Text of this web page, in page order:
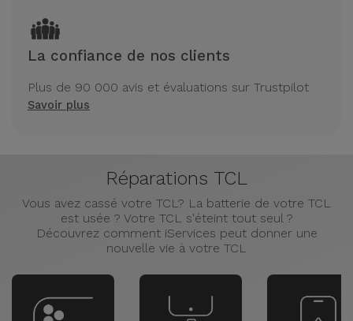
La confiance de nos clients
Plus de 90 000 avis et évaluations sur Trustpilot
Savoir plus
Réparations TCL
Vous avez cassé votre TCL? La batterie de votre TCL
est usée ? Votre TCL s'éteint tout seul ?
Découvrez comment iServices peut donner une
nouvelle vie à votre TCL